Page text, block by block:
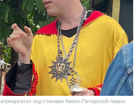
под стенами Киево-Печерской лавры